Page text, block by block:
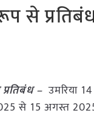
से
–उमरिया
से 15 अगस्त